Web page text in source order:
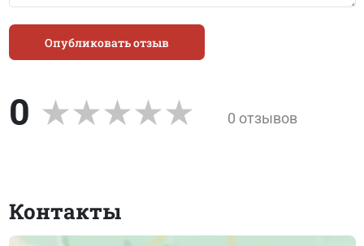
Опубликовать отзыв
0 0 отзывов
Контакты